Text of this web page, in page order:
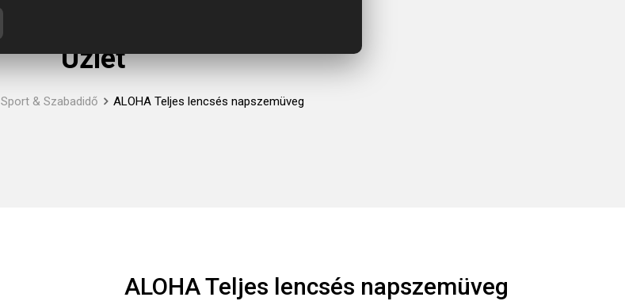
Üzlet
Sport & Szabadidő ALOHA Teljes lencsés napszemüveg
ALOHA Teljes lencsés napszemüveg